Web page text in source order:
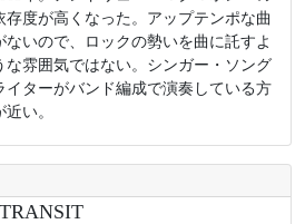
存度が高くなった。アップテンポな曲
ないので、ロックの勢いを曲に託すよ
な雰囲気ではない。シンガー・ソング
イターがバンド編成で演奏している方
近い。